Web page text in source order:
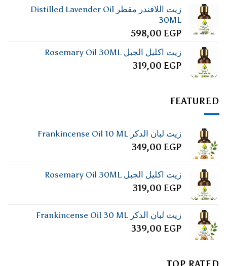
من
5
زيت اللافندر مقطر Distilled Lavender Oil
30ML
598,00 EGP
زيت اكليل الجبل Rosemary Oil 30ML
319,00 EGP
FEATURED
زيت لبان الدكر Frankincense Oil 10 ML
349,00 EGP
زيت اكليل الجبل Rosemary Oil 30ML
319,00 EGP
زيت لبان الدكر Frankincense Oil 30 ML
339,00 EGP